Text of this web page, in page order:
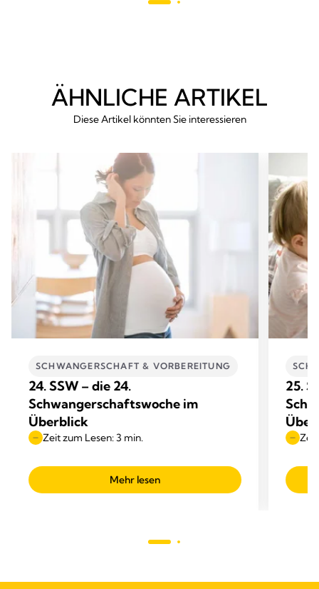
ÄHNLICHE ARTIKEL
Diese Artikel könnten Sie interessieren
SCHWANGERSCHAFT & VORBEREITUNG
24. SSW – die 24.
Schwangerschaftswoche im
Überblick
Zeit zum Lesen: 3 min.
Mehr lesen
25.
Zeit